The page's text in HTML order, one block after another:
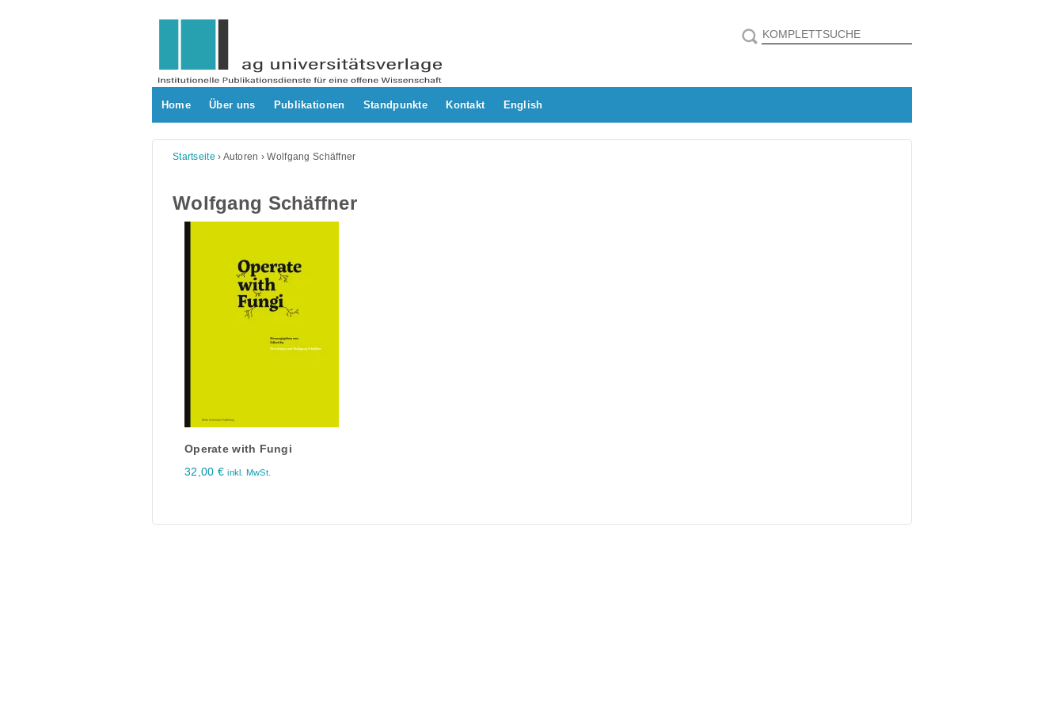
Home Über uns Publikationen Standpunkte Kontakt English
Startseite › Autoren ›Wolfgang Schäffner
Wolfgang Schäffner
Operate with Fungi
32,00 € inkl. MwSt.